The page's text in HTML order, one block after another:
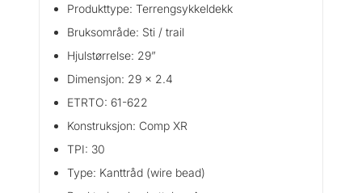
Produkttype: Terrengsykkeldekk
Bruksområde: Sti / trail
Hjulstørrelse: 29”
Dimensjon: 29 x 2.4
ETRTO: 61-622
Konstruksjon: Comp XR
TPI: 30
Type: Kanttråd (wire bead)